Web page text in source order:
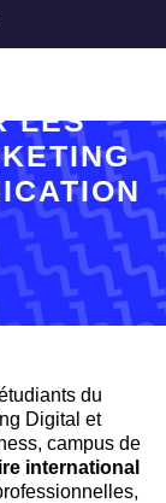
Barcelone : une
À
LES
du
Digital et
campus de
international